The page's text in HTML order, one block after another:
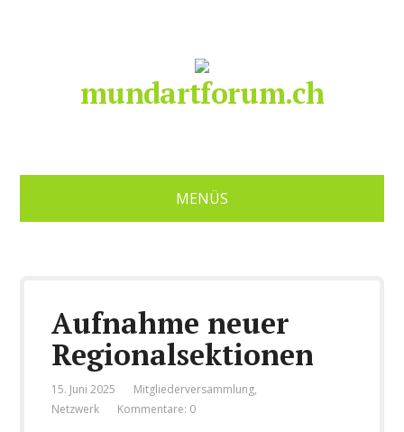
mundartforum.ch
MENÜS
Aufnahme neuer
Regionalsektionen
15. Juni 2025 Mitgliederversammlung,
Netzwerk
Kommentare: 0